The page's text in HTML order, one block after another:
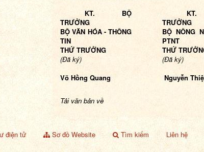
KT. BỘ
TRƯỞNG
BỘ VĂN HÓA - THÔNG
TIN
THỨ TRƯỞNG
(Đã ký)
TRƯỞNG
BỘ NÔNG
PTNT
THỨ
(Đã ký)
Võ Hồng Quang
Nguyễn
Tải văn bản về
điện tử Sơ đồ Website Tìm kiếm Liên hệ